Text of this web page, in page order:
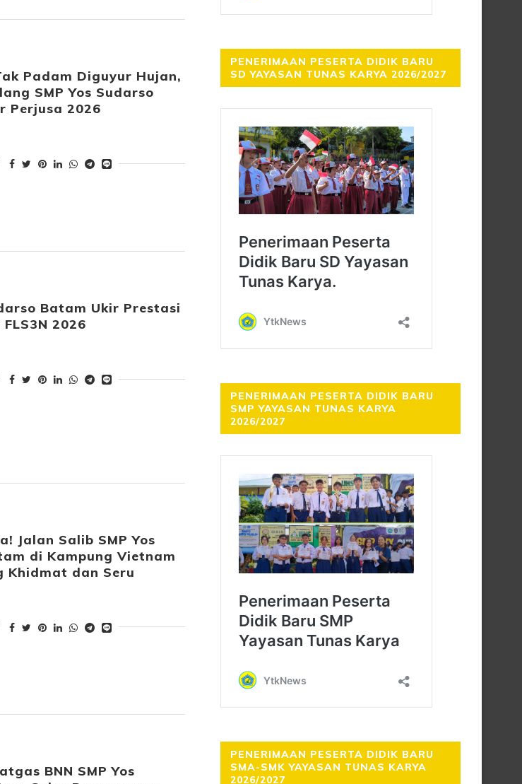
Padam Diguyur Hujan,
SMP Yos Sudarso
Perjusa 2026
Batam Ukir Prestasi
2026
Jalan Salib SMP Yos
di Kampung Vietnam
Khidmat dan Seru
BNN SMP Yos
PENERIMAAN PESERTA DIDIK BARU
SD YAYASAN TUNAS KARYA 2026/2027
PENERIMAAN PESERTA DIDIK BARU
SMP YAYASAN TUNAS KARYA
2026/2027
PENERIMAAN PESERTA DIDIK BARU
SMA-SMK YAYASAN TUNAS KARYA
2026/2027